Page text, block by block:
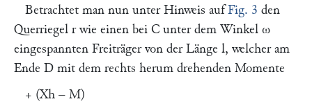
Betrachtet man nun unter Hinweis aufFig. 3 den
Querriegel rwie einen bei C unter dem Winkel ω
eingespannten Freiträger von der Länge l, welcher am
Ende D mit dem rechts herum drehenden Momente
+ (Xh – M)